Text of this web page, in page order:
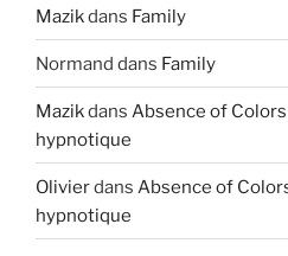
Mazikdans Family
Normand dans Family
Mazikdans Absence of
hypnotique
Olivierdans Absence of
hypnotique